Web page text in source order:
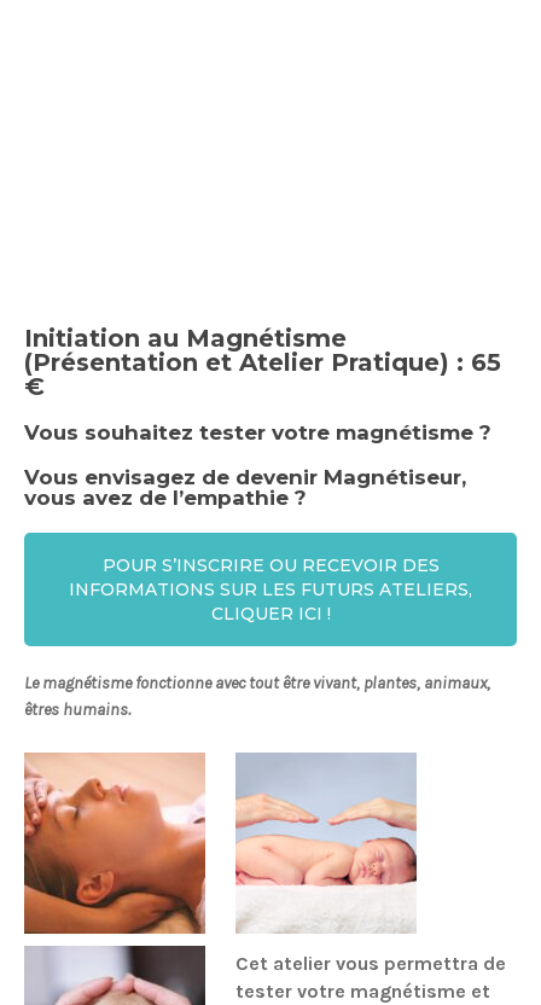
Initiation au Magnétisme
(Présentation et Atelier Pratique) : 65
€
Vous souhaitez tester votre magnétisme ?
Vous envisagez de devenir Magnétiseur,
vous avez de l’empathie ?
POUR S’INSCRIRE OU RECEVOIR DES
INFORMATIONS SUR LES FUTURS ATELIERS,
CLIQUER ICI !
Le magnétisme fonctionne avec tout être vivant, plantes, animaux,
êtres humains.
Cet atelier vous permettra de
tester votre magnétisme et